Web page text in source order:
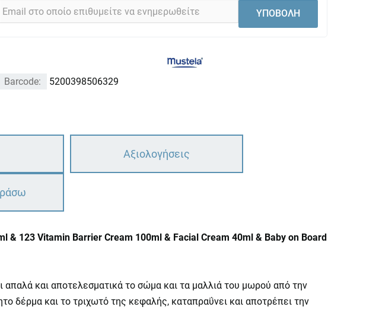
ΥΠΟΒΟΛΗ
Barcode: 5200398506329
Αξιολογήσεις
& 123 Vitamin Barrier Cream 100ml & Facial Cream 40ml & Baby on Board
και αποτελεσματικά το σώμα και τα μαλλιά του μωρού από την
δέρμα και το τριχωτό της κεφαλής, καταπραΰνει και αποτρέπει την